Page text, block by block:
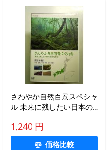
さわやか自然百景スペシャ
ル 未来に残したい日本の
編 中国・四国編 九州・沖
縄編】 [DVD]
1,240 円
価格比較